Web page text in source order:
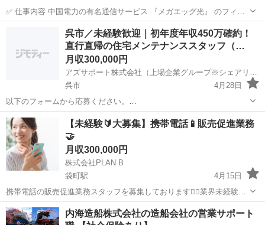
✅ 仕事内容 中国電力の有名通信サービス 『メガエッグ光』 のフィー
ルドセールスをお任せします！ お客様宅を訪問し、サービスのご案
府中駅 営業 未経験
呉市／未経験歓迎｜初年度年収450万確約！
直行直帰の住宅メンテナンススタッフ（…
月収300,000円
呉市
4月28日
以下のフォームから応募ください。
https://toranet.jp/viewjob/eee05706dfc5eaeb/
^^^^^^^^^^^^^^^^^^^^^^^^^^^^^^ 「未経験から高収入を目指...
広島 営業 未経験
【未経験🔰大募集】携帯電話📱販売促進業務
🤝
月収300,000円
株式会社PLAN B
袋町駅
4月15日
携帯電話の販売促進業務スタッフを募集しております🙇‍♂️業界未経験の
方も、気軽にお問い合わせください♪ お
広島 広島市 袋町駅 代理店営業 未経験
内海造船株式会社の造船会社の営業サポート